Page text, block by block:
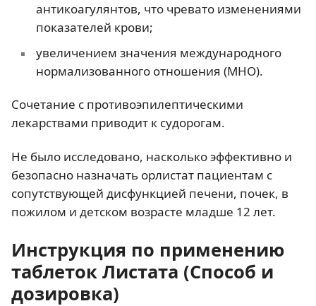
антикоагулянтов, что чревато изменениями
показателей крови;
увеличением значения международного
нормализованного отношения (МНО).
Сочетание с противоэпилептическими
лекарствами приводит к судорогам.
Не было исследовано, насколько эффективно и
безопасно назначать орлистат пациентам с
сопутствующей дисфункцией печени, почек, в
пожилом и детском возрасте младше 12 лет.
Инструкция по применению
таблеток Листата (Способ и
дозировка)